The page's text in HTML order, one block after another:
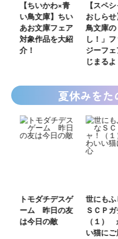
かわ×青
庫】ちい
庫フェア
品を大紹
【スペシャルな
おしらせ】青い
鳥文庫の「推
し！」ファンタ
ジーフェアがは
じまるよ！
夏休みを
ダチデスゲ
昨日の友
日の敵
世にもふしぎな
ＳＣＰガチャ！
（１） かわい
い猫にご用心